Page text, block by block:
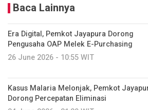
Baca Lainnya
Era Digital, Pemkot Jayapura Dorong
Pengusaha OAP Melek E-Purchasing
26 June 2026 - 10:55 WIT
Kasus Malaria Melonjak, Pemkot
Dorong Percepatan Eliminasi